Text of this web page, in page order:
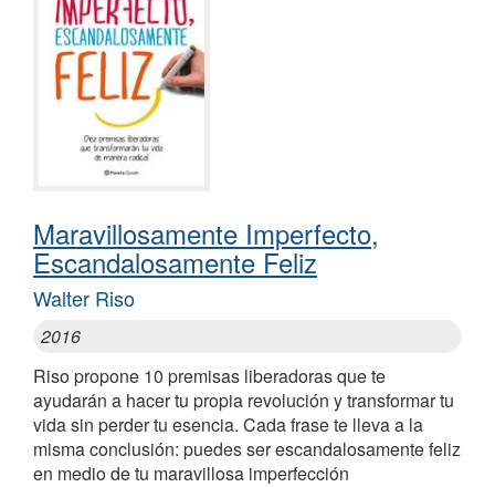
Maravillosamente Imperfecto,
Escandalosamente Feliz
Walter Riso
2016
Riso propone 10 premisas liberadoras que te
ayudarán a hacer tu propia revolución y transformar tu
vida sin perder tu esencia. Cada frase te lleva a la
misma conclusión: puedes ser escandalosamente feliz
en medio de tu maravillosa imperfección